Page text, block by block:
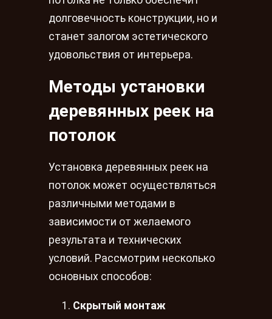
долговечность конструкции, но и
станет залогом эстетического
удовольствия от интерьера.
Методы установки
деревянных реек на
потолок
Установка деревянных реек на
потолок может осуществляться
различными методами в
зависимости от желаемого
результата и технических
условий. Рассмотрим несколько
основных способов:
Скрытый монтаж